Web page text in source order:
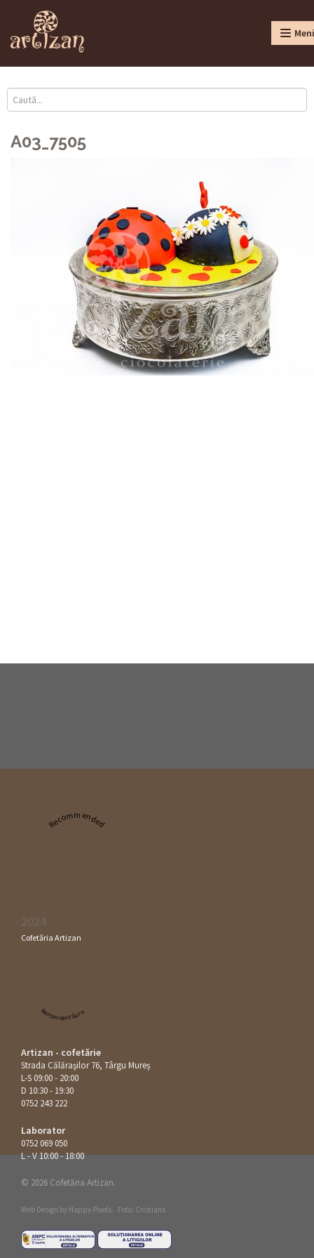
A03_7505
Recommended
2024
Cofetăria Artizan
Restaurant Guru
Artizan - cofetărie
Strada Călăraşilor 76, Târgu Mureș
L-S 09:00 - 20:00
D 10:30 - 19:30
0752 243 222
Laborator
0752 069 050
L - V 10:00 - 18:00
© 2026 Cofetăria Artizan.
Web Design by Happy Pixels. Foto: Cristians